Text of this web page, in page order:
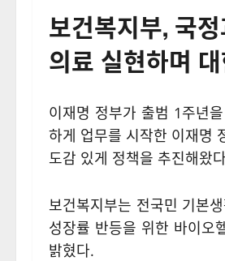
보건복지부, 국
의료 실현하며
이재명 정부가 출범 1주년
하게 업무를 시작한 이재명
도감 있게 정책을 추진해왔
보건복지부는 전국민 기본
성장률 반등을 위한 바이오
밝혔다.